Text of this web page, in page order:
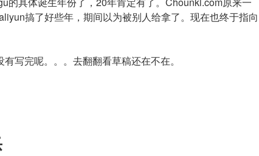
搞了好些年，期间以为被别人给拿了。现在也终于指向
有写完呢。。。去翻翻看草稿还在不在。